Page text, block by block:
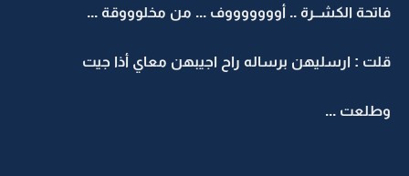
فاتحة الكشــرة .. أوووووووف ... من مخلوووقة ...
قلت : ارسليهن برساله راح اجيبهن معاي أذا جيت
وطلعت ...